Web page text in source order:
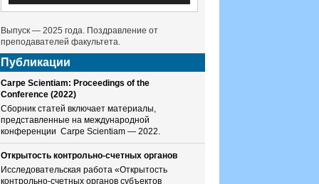
Выпуск — 2025 года. Поздравление от
преподавателей факультета.
Публикации
Carpe Scientiam: Proceedings of the
Conference (2022)
Сборник статей включает материалы,
представленные на международной
конференции Carpe Scientiam — 2022.
Открытость контрольно-счетных органов
Исследовательская работа «Открытость
контрольно-счетных органов субъектов